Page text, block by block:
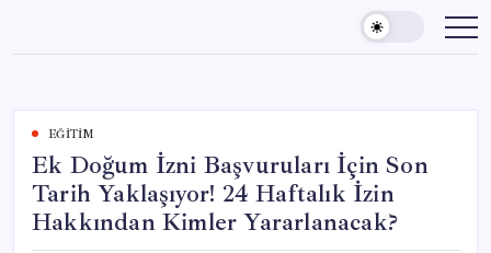
content
EĞITIM
Ek Doğum İzni Başvuruları İçin Son
Tarih Yaklaşıyor! 24 Haftalık İzin
Hakkından Kimler Yararlanacak?